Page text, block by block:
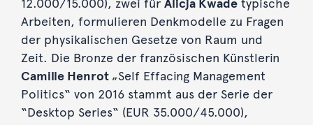
12.000/15.000), zwei für Alicja Kwadetypische
Arbeiten, formulieren Denkmodelle zu Fragen
der physikalischen Gesetze von Raum und
Zeit. Die Bronze der französischen Künstlerin
Camille Henrot „Self Effacing Management
Politics“ von 2016 stammt aus der Serie der
“Desktop Series“ (EUR 35.000/45.000),